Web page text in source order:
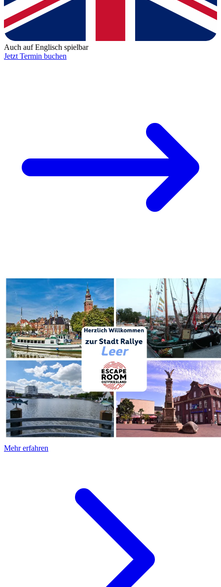
Auch auf Englisch spielbar
Jetzt Termin buchen
Mehr erfahren